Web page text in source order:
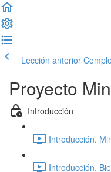
Lección anterior
Proyecto
Introducción
Introducción.
Introducción.